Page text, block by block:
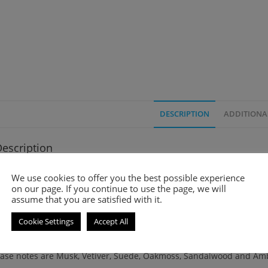
DESCRIPTION
Blue is a Floral fragrance for women. It was launched in 2005.
Top notes are Jasmine, Gardenia, Lotus, Lily-of-the-Valley, Pink
Middle notes are Tuberose, Orange Blossom, Basil, Verbena and Rose
notes are Musk, Vetiver, Suede, Oakmoss, Sandalwood and
We use cookies to offer you the best possible experience
on our page. If you continue to use the page, we will
assume that you are satisfied with it.
Cookie Settings Accept All